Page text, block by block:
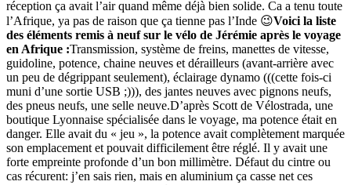
réception ça avait l’air quand même déjà bien solide. Ca a tenu toute
l’Afrique, ya pas de raison que ça tienne pas l’Inde 😉Voici la liste
des éléments remis à neuf sur le vélo de Jérémie après le voyage
en Afrique :Transmission, système de freins, manettes de vitesse,
guidoline, potence, chaine neuves et dérailleurs (avant-arrière avec
un peu de dégrippant seulement), éclairage dynamo (((cette fois-ci
muni d’une sortie USB ;))), des jantes neuves avec pignons neufs,
des pneus neufs, une selle neuve.D’après Scott de Vélostrada, une
boutique Lyonnaise spécialisée dans le voyage, ma potence était en
danger. Elle avait du « jeu », la potence avait complètement marquée
son emplacement et pouvait difficilement être réglé. Il y avait une
forte empreinte profonde d’un bon millimètre. Défaut du cintre ou
cas récurent: j’en sais rien, mais en aluminium ça casse net ces